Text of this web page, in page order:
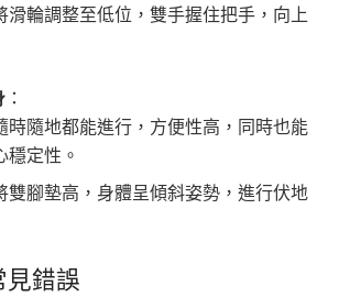
滑輪調整至低位，雙手握住把手，向上
：
時隨地都能進行，方便性高，同時也能
穩定性。
雙腳墊高，身體呈傾斜姿勢，進行伏地
見錯誤